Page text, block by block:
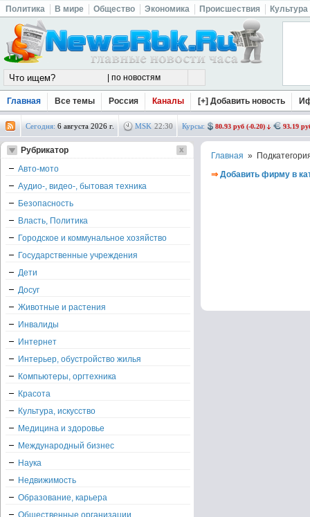
Политика В мире Общество Экономика Происшествия Культура
Главная Все темы Россия Каналы [+] Добавить новость
Сегодня: 6 августа 2026 г. MSK 22:30 Курсы: 80.93 руб (-0.20) 93.19
Главная »
⇒ Добавить фирму в
Рубрикатор
Авто-мото
Аудио-, видео-, бытовая техника
Безопасность
Власть, Политика
Городское и коммунальное хозяйство
Государственные учреждения
Дети
Досуг
Животные и растения
Инвалиды
Интернет
Интерьер, обустройство жилья
Компьютеры, оргтехника
Красота
Культура, искусство
Медицина и здоровье
Международный бизнес
Наука
Недвижимость
Образование, карьера
Общественные организации